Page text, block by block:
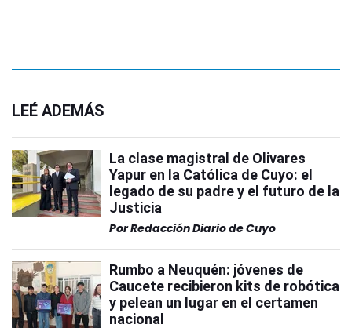
LEÉ ADEMÁS
La clase magistral de Olivares
Yapur en la Católica de Cuyo: el
legado de su padre y el futuro de la
Justicia
PorRedacción Diario de Cuyo
Rumbo a Neuquén: jóvenes de
Caucete recibieron kits de robótica
y pelean un lugar en el certamen
nacional